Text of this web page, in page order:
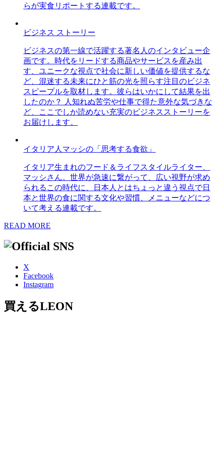
らが実食リポートする連載です。
ビジネス ストーリー
ビジネスの第一線で活躍する著名人のインタビュー企
画です。時代をリードする商品やサービスを産み出
す、ユニークな視点で社会に新しい価値を提供するな
ど、混迷する未来にひと筋の光を照らす注目のビジネ
スピープルを取材します。彼らはいかにして結果を出
したのか？ 人知れぬ苦労や仕事で得た意外な気づきな
ど、ここでしか読めない充実のビジネスストーリーを
お届けします。
イタリア人マッシの「思考する食欲」
イタリア生まれのフード＆ライフスタイルライター、
マッシさん。世界が急速に繋がって、広い視野が求め
られるこの時代に、日本人とはちょっと違う視点で日
本と世界の食に関する文化や習慣、メニューなどにつ
いて考える連載です。
READ MORE
X
Facebook
Instagram
買えるLEON